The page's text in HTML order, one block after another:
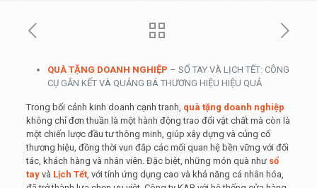
QUÀ TẶNG DOANH NGHIỆP – SỔ TAY VÀ LỊCH TẾT: CÔNG
CỤ GẮN KẾT VÀ QUẢNG BÁ THƯƠNG HIỆU HIỆU QUẢ
Trong bối cảnh kinh doanh cạnh tranh, quà tặng doanh nghiệp
không chỉ đơn thuần là một hành động trao đổi vật chất mà còn là
một chiến lược đầu tư thông minh, giúp xây dựng và củng cố
thương hiệu, đồng thời vun đắp các mối quan hệ bền vững với đối
tác, khách hàng và nhân viên. Đặc biệt, những món quà như sổ
tayvà Lịch Tết, với tính ứng dụng cao và khả năng cá nhân hóa,